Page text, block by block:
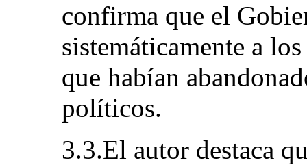
confirma que el
sistemáticamente a
que habían
políticos.
3.3.El autor destaca